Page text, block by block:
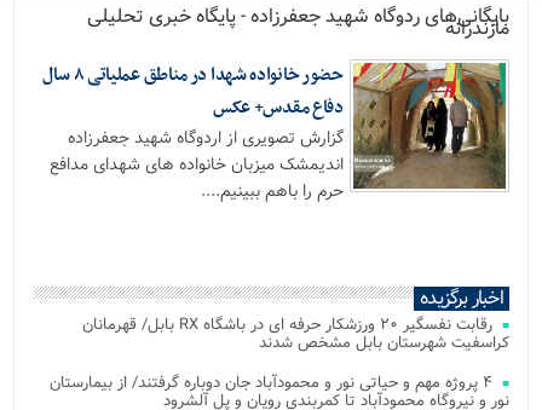
بایگانی‌های ردوگاه شهید جعفرزاده - پایگاه خبری تحلیلی
مازندرانه
حضور خانواده شهدا در مناطق عملیاتی ۸ سال
دفاع مقدس+ عکس
گزارش تصویری از اردوگاه شهید جعفرزاده
اندیمشک میزبان خانواده های شهدای مدافع
حرم را باهم ببینیم....
اخبار برگزیده
رقابت نفسگیر ۲۰ ورزشکار حرفه ای در باشگاه RX بابل/ قهرمانان
کراسفیت شهرستان بابل مشخص شدند
۴ پروژه مهم و حیاتی نور و محمودآباد جان دوباره گرفتند/ از بیمارستان
نور و نیروگاه محمودآباد تا کمربندی رویان و پل آلشرود